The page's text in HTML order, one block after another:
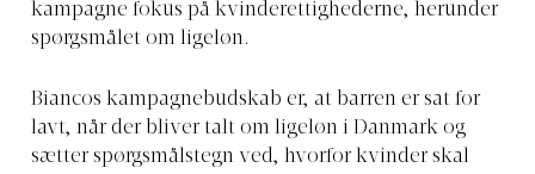
kampagne fokus på kvinderettighederne, herunder
spørgsmålet om ligeløn.
Biancos kampagnebudskab er, at barren er sat for
lavt, når der bliver talt om ligeløn i Danmark og
sætter spørgsmålstegn ved, hvorfor kvinder skal